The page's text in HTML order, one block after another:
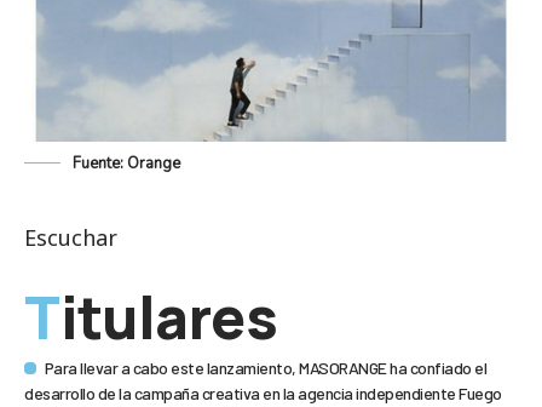
Fuente: Orange
Escuchar
Titulares
Para llevar a cabo este lanzamiento, MASORANGE ha confiado el
desarrollo de la campaña creativa en la agencia independiente Fuego